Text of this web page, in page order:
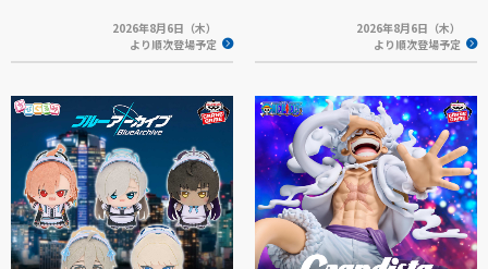
2026年8月6日（木）
より順次登場予定
2026年8月6日（木）
より順次登場予定